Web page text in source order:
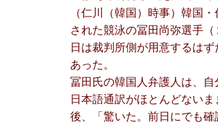
（仁川（韓国）時事）韓国
された競泳の冨田尚弥選手
日は裁判所側が用意するは
あった。
冨田氏の韓国人弁護人は、
日本語通訳がほとんどない
後、「驚いた。前日にでも確